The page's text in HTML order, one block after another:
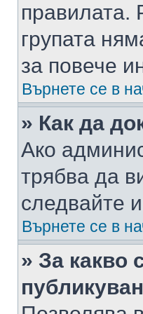
правилата.
групата
за повече
Върнете се в
» Как да
Ако
трябва да
следвайте
Върнете се в
» За какво